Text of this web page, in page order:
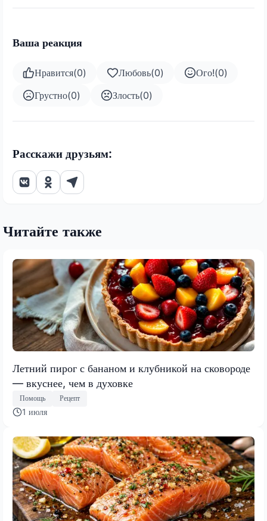
Ваша реакция
Нравится(0) Любовь(0) Ого!(0)
Грустно(0) Злость(0)
Расскажи друзьям:
Читайте также
Летний пирог с бананом и клубникой на сковороде
— вкуснее, чем в духовке
Помощь Рецепт
1 июля